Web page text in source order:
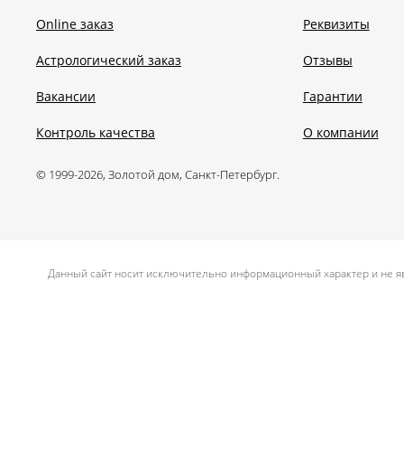
Online заказ
Астрологический заказ
Вакансии
Контроль качества
Реквизиты
Отзывы
Гарантии
О компании
© 1999-2026, Золотой дом, Санкт-Петербург.
Данный сайт носит исключительно информационный характер и не